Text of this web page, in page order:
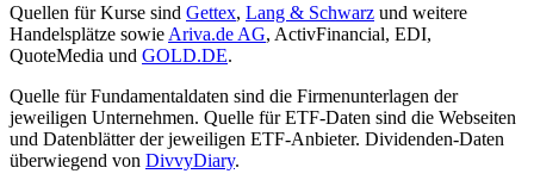
Quellen für Kurse sind Gettex, Lang & Schwarz und weitere
Handelsplätze sowie Ariva.de AG, ActivFinancial, EDI,
QuoteMedia und GOLD.DE.
Quelle für Fundamentaldaten sind die Firmenunterlagen der
jeweiligen Unternehmen. Quelle für ETF-Daten sind die Webseiten
und Datenblätter der jeweiligen ETF-Anbieter. Dividenden-Daten
überwiegend von DivvyDiary.